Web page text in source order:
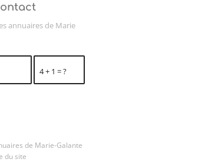
annuaires de Marie
4 + 1 = ?
de Marie-Galante
du site